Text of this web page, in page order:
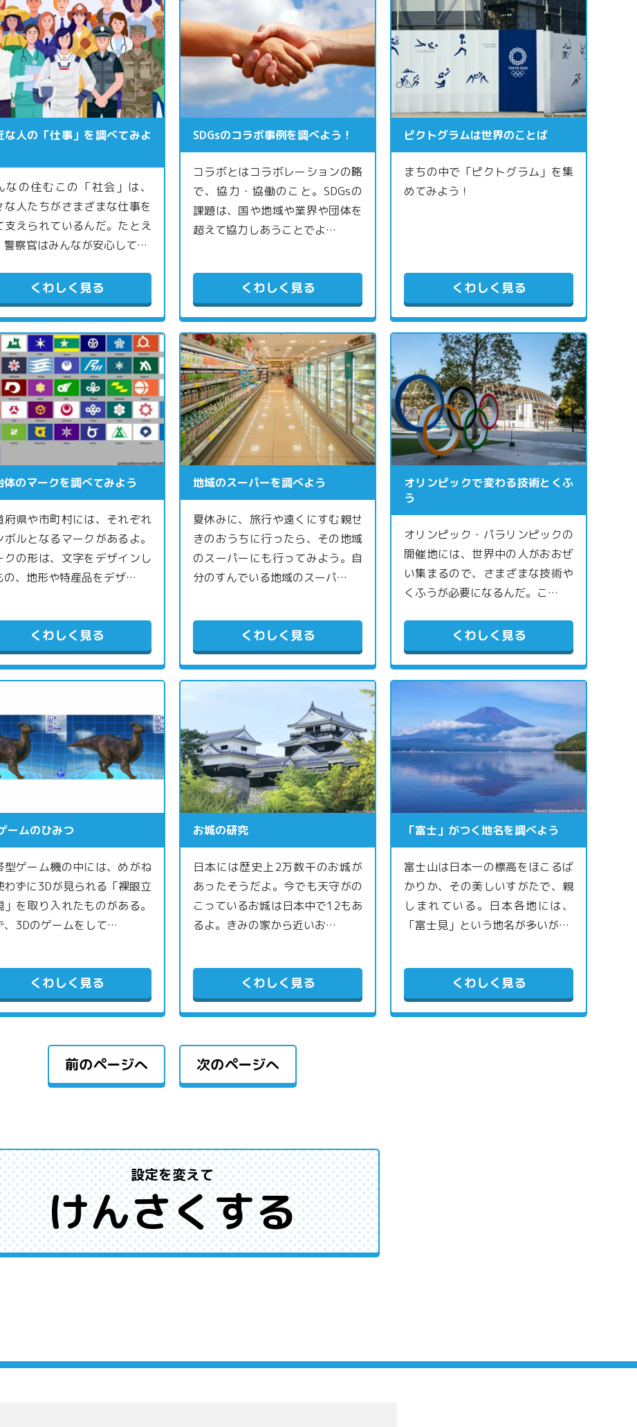
な人の「仕事」を調べてみよ
なの住むこの「社会」は、
な人たちがさまざまな仕事を
支えられているんだ。たとえ
警察官はみんなが安心して…
くわしく見る
SDGsのコラボ事例を調べよう！
コラボとはコラボレーションの略
で、協力・協働のこと。SDGsの
課題は、国や地域や業界や団体を
超えて協力しあうことでよ…
くわしく見る
ピクトグラムは世界のことば
まちの中で「ピクトグラム」を集
めてみよう！
くわしく見る
体のマークを調べてみよう
府県や市町村には、それぞれ
ボルとなるマークがあるよ。
クの形は、文字をデザインし
の、地形や特産品をデザ…
くわしく見る
地域のスーパーを調べよう
夏休みに、旅行や遠くにすむ親せ
きのおうちに行ったら、その地域
のスーパーにも行ってみよう。自
分のすんでいる地域のスーパ…
くわしく見る
オリンピックで変わる技術とくふ
う
オリンピック・パラリンピックの
開催地には、世界中の人がおおぜ
い集まるので、さまざまな技術や
くふうが必要になるんだ。こ…
くわしく見る
ームのひみつ
型ゲーム機の中には、めがね
わずに3Dが見られる「裸眼立
」を取り入れたものがある。
、3Dのゲームをして…
くわしく見る
お城の研究
日本には歴史上2万数千のお城が
あったそうだよ。今でも天守がの
こっているお城は日本中で12もあ
るよ。きみの家から近いお…
くわしく見る
「富士」がつく地名を調べよう
富士山は日本一の標高をほこるば
かりか、その美しいすがたで、親
しまれている。日本各地には、
「富士見」という地名が多いが…
くわしく見る
前のページへ 次のページへ
設定を変えて
けんさくする